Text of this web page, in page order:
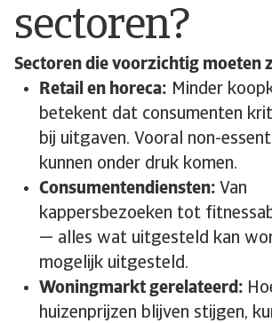
sectoren?
Sectoren die voorzichtig moeten
Retail en horeca: Minder
betekent dat consumenten
bij uitgaven. Vooral non-
kunnen onder druk komen.
Consumentendiensten: Van
kappersbezoeken tot
— alles wat uitgesteld kan
mogelijk uitgesteld.
Woningmarkt gerelateerd:
huizenprijzen blijven stijgen,